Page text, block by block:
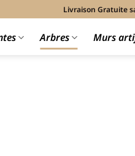
Livraison Gratuite
Arbres Murs